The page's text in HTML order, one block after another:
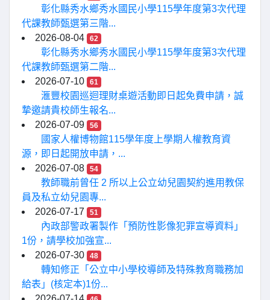
彰化縣秀水鄉秀水國民小學115學年度第3次代理
代課教師甄選第三階...
2026-08-04
62
彰化縣秀水鄉秀水國民小學115學年度第3次代理
代課教師甄選第二階...
2026-07-10
61
滙豐校園巡迴理財桌遊活動即日起免費申請，誠
摯邀請貴校師生報名...
2026-07-09
56
國家人權博物館115學年度上學期人權教育資
源，即日起開放申請，...
2026-07-08
54
教師職前曾任 2 所以上公立幼兒園契約進用教保
員及私立幼兒園專...
2026-07-17
51
內政部警政署製作「預防性影像犯罪宣導資料」
1份，請學校加強宣...
2026-07-30
48
轉知修正「公立中小學校導師及特殊教育職務加
給表」(核定本)1份...